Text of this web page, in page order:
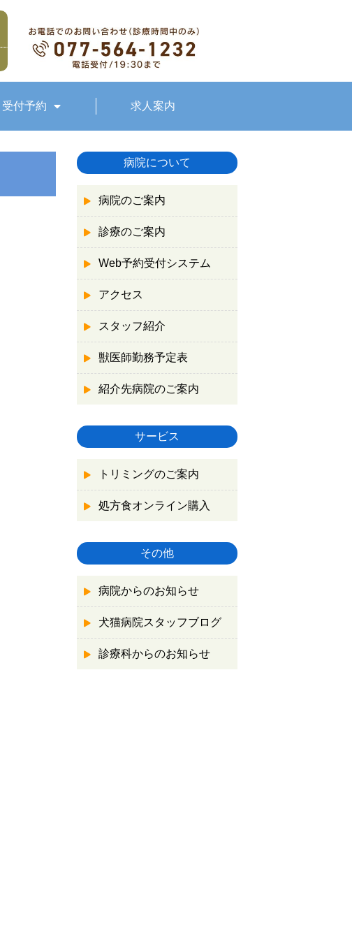
受付予約 求人案内
病院について
病院のご案内
診療のご案内
Web予約受付システム
アクセス
スタッフ紹介
獣医師勤務予定表
紹介先病院のご案内
サービス
トリミングのご案内
処方食オンライン購入
その他
病院からのお知らせ
犬猫病院スタッフブログ
診療科からのお知らせ